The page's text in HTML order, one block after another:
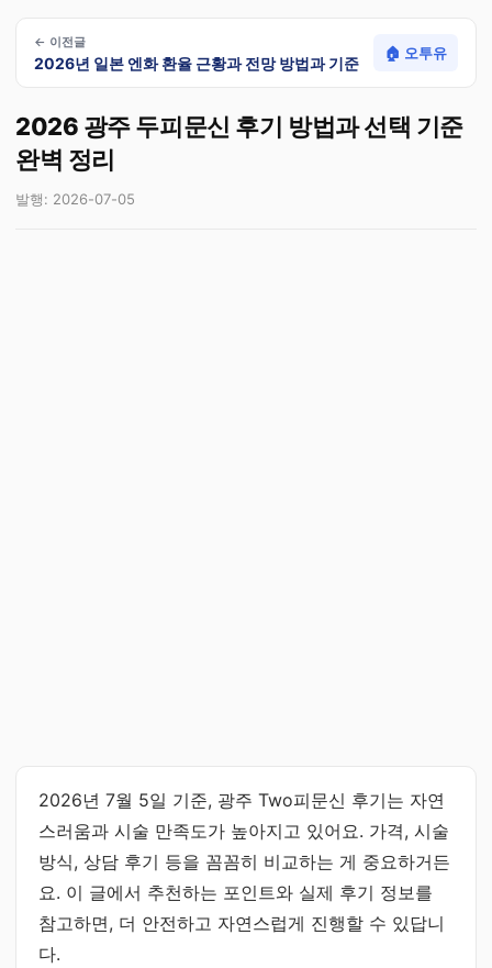
← 이전글
2026년 일본 엔화 환율 근황과 전망 방법과 기준
🏠 오투유
2026 광주 두피문신 후기 방법과 선택 기준
완벽 정리
발행: 2026-07-05
2026년 7월 5일 기준, 광주 Two피문신 후기는 자연
스러움과 시술 만족도가 높아지고 있어요. 가격, 시술
방식, 상담 후기 등을 꼼꼼히 비교하는 게 중요하거든
요. 이 글에서 추천하는 포인트와 실제 후기 정보를
참고하면, 더 안전하고 자연스럽게 진행할 수 있답니
다.